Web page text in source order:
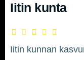
Iitin kunta
Iitin kunnan